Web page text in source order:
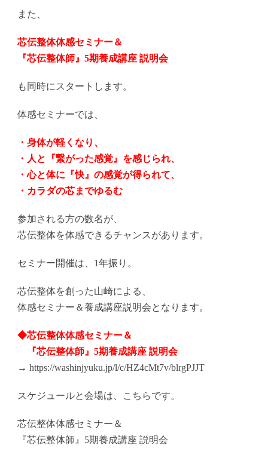
また、
芯伝整体体感セミナー＆
『芯伝整体師』5期養成講座 説明会
も同時にスタートします。
体感セミナーでは、
・身体が軽くなり、
・人と『繋がった感覚』を感じられ、
・心と体に『快』の感覚が得られて、
・カラダの芯までゆるむ
参加される方の数名が、
芯伝整体を体感できるチャンスがあります。
セミナー開催は、1年振り。
芯伝整体を創った山崎による、
体感セミナー＆養成講座説明会となります。
◆芯伝整体体感セミナー＆
『芯伝整体師』5期養成講座 説明会
→ https://washinjyuku.jp/l/c/HZ4cMt7v/blrgPJJT
スケジュールと会場は、こちらです。
芯伝整体体感セミナー＆
『芯伝整体師』5期養成講座 説明会